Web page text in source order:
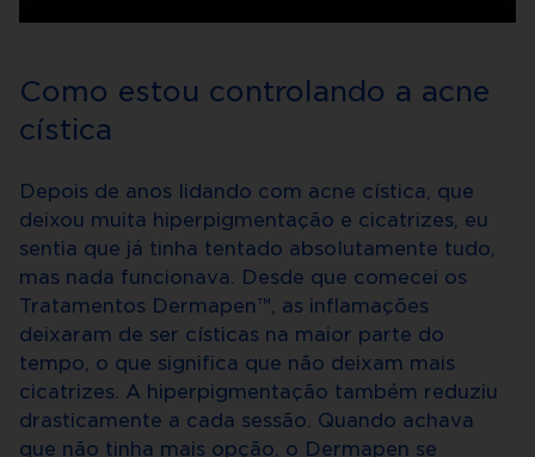
Como estou controlando a acne
cística
Depois de anos lidando com acne cística, que
deixou muita hiperpigmentação e cicatrizes, eu
sentia que já tinha tentado absolutamente tudo,
mas nada funcionava. Desde que comecei os
Tratamentos Dermapen™, as inflamações
deixaram de ser císticas na maior parte do
tempo, o que significa que não deixam mais
cicatrizes. A hiperpigmentação também reduziu
drasticamente a cada sessão. Quando achava
que não tinha mais opção, o Dermapen se